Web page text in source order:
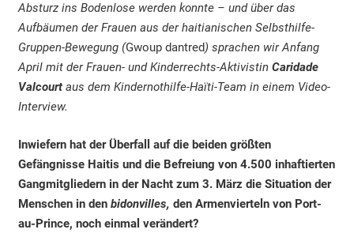
Absturz ins Bodenlose werden konnte – und über das
Aufbäumen der Frauen aus der haitianischen Selbsthilfe-
Gruppen-Bewegung (Gwoup dantred) sprachen wir Anfang
April mit der Frauen- und Kinderrechts-Aktivistin Caridade
Valcourtaus dem Kindernothilfe-Haïti-Team in einem Video-
Interview.
Inwiefern hat der Überfall auf die beiden größten
Gefängnisse Haitis und die Befreiung von 4.500 inhaftierten
Gangmitgliedern in der Nacht zum 3. März die Situation der
Menschen in den bidonvilles, den Armenvierteln von Port-
au-Prince, noch einmal verändert?